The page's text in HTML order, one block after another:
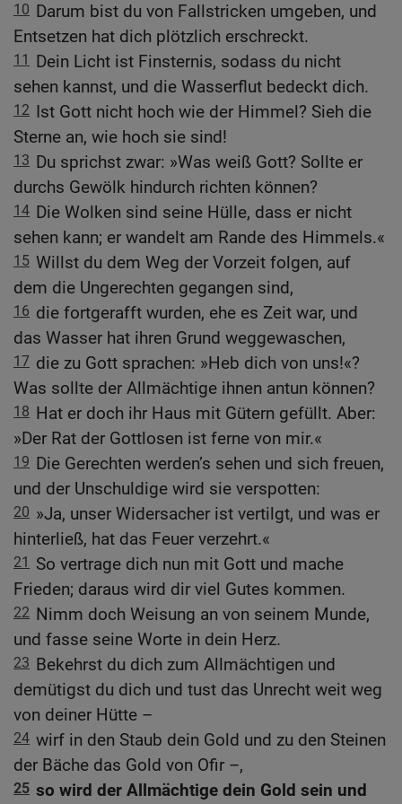
10 Darum bist du von Fallstricken umgeben, und
Entsetzen hat dich plötzlich erschreckt.
11
Dein Licht ist Finsternis, sodass du nicht
sehen kannst, und die Wasserflut bedeckt dich.
12 Ist Gott nicht hoch wie der Himmel? Sieh die
Sterne an, wie hoch sie sind!
13 Du sprichst zwar: »Was weiß Gott? Sollte er
durchs Gewölk hindurch richten können?
14 Die Wolken sind seine Hülle, dass er nicht
sehen kann; er wandelt am Rande des Himmels.«
15 Willst du dem Weg der Vorzeit folgen, auf
dem die Ungerechten gegangen sind,
16 die fortgerafft wurden, ehe es Zeit war, und
das Wasser hat ihren Grund weggewaschen,
17 die zu Gott sprachen: »Heb dich von uns!«?
Was sollte der Allmächtige ihnen antun können?
18 Hat er doch ihr Haus mit Gütern gefüllt. Aber:
»Der Rat der Gottlosen ist ferne von mir.«
19 Die Gerechten werden’s sehen und sich freuen,
und der Unschuldige wird sie verspotten:
20 »Ja, unser Widersacher ist vertilgt, und was er
hinterließ, hat das Feuer verzehrt.«
21
So vertrage dich nun mit Gott und mache
Frieden; daraus wird dir viel Gutes kommen.
22 Nimm doch Weisung an von seinem Munde,
und fasse seine Worte in dein Herz.
23 Bekehrst du dich zum Allmächtigen und
demütigst du dich und tust das Unrecht weit weg
von deiner Hütte –
24 wirf in den Staub dein Gold und zu den Steinen
der Bäche das Gold von Ofir –,
25 so wird der Allmächtige dein Gold sein und